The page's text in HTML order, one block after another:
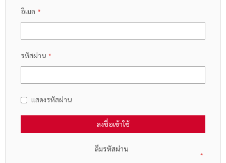
อีเมล
รหัสผ่าน
แสดงรหัสผ่าน
ลงชื่อเข้าใช้
ลืมรหัสผ่าน